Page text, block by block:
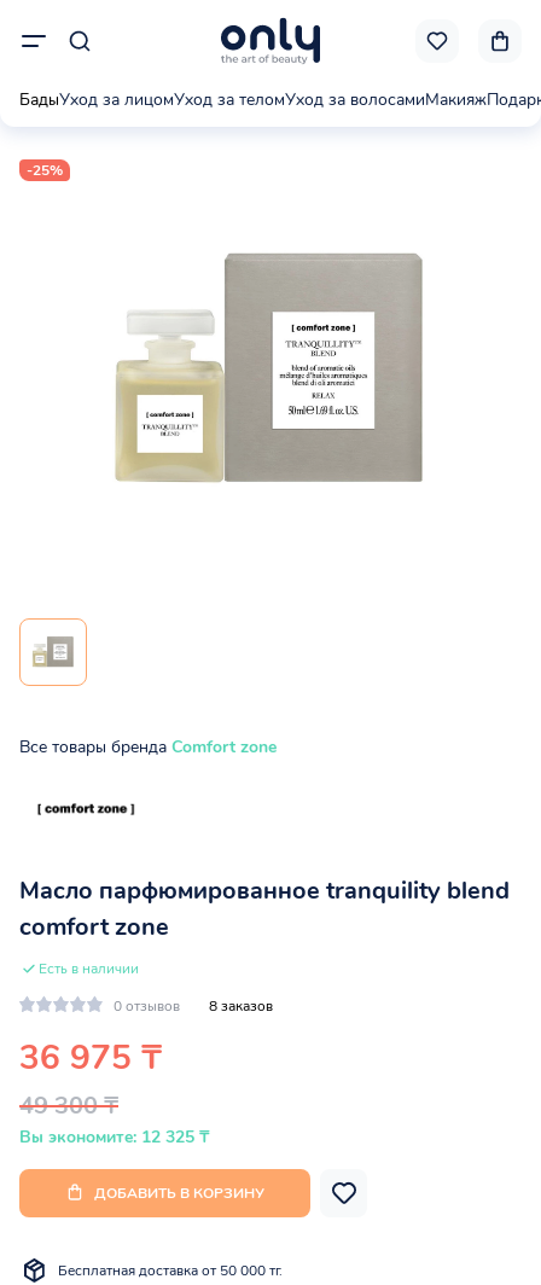
БадыУход за лицомУход за теломУход за волосамиМакияж
-25%
Все товары бренда Comfort zone
Масло парфюмированное tranquility blend
comfort zone
Есть в наличии
0 отзывов
8 заказов
36 975 ₸
49 300 ₸
Вы экономите: 12 325 ₸
ДОБАВИТЬ В КОРЗИНУ
Бесплатная доставка от 50 000 тг.